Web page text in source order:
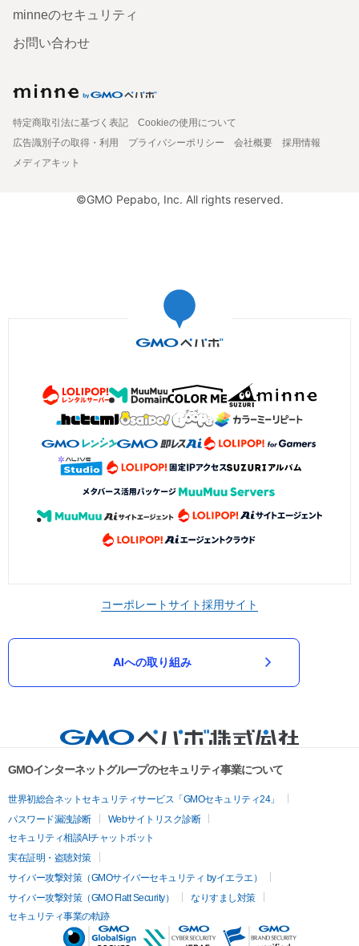
minneのセキュリティ
お問い合わせ
特定商取引法に基づく表記
Cookieの使用について
広告識別子の取得・利用
プライバシーポリシー 会社概要
採用情報
メディアキット
©GMO Pepabo, Inc. All rights reserved.
コーポレートサイト採用サイト
AIへの取り組み
GMOインターネットグループのセキュリティ事業について
世界初総合ネットセキュリティサービス「GMOセキュリティ24」
パスワード漏洩診断
Webサイトリスク診断
セキュリティ相談AIチャットボット
実在証明・盗聴対策
サイバー攻撃対策（GMOサイバーセキュリティ byイエラエ）
サイバー攻撃対策（GMO Flatt Security）
なりすまし対策
セキュリティ事業の軌跡